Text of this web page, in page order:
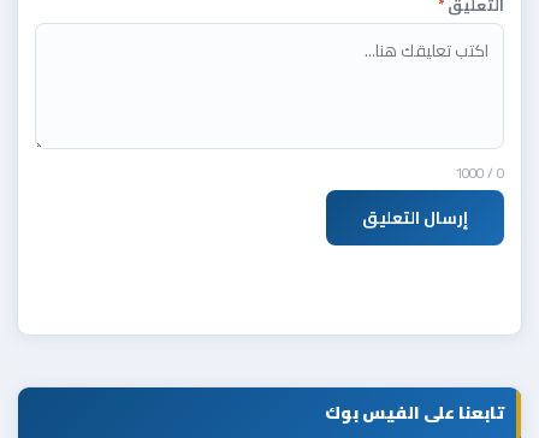
0
/ 1000
إرسال التعليق
تابعنا على الفيس بوك